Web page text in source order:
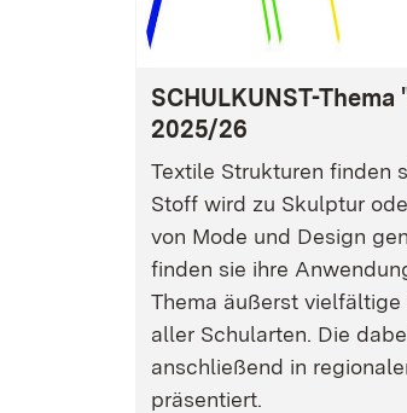
SCHULKUNST-
2025/26
Textile Strukturen finden
Stoff wird zu Skulptur
von Mode und Design
finden sie ihre
Thema äußerst
aller Schularten. Die
anschließend in
präsentiert.